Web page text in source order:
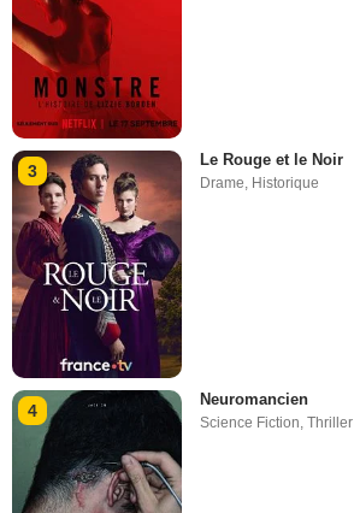
3
Le Rouge et le Noir
Drame, Historique
4
Neuromancien
Science Fiction ,Thriller